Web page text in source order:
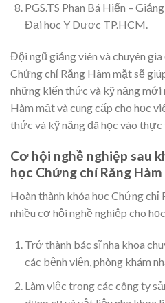
PGS.TS Phan Bá Hiển –
Đại học Y Dược TP.HCM.
Đội ngũ giảng viên và chuyên
Chứng chỉ Răng Hàm mặt sẽ
những kiến thức và kỹ năng
Hàm mặt và cung cấp cho học
thức và kỹ năng đã học vào thực
Cơ hội nghề nghiệp sau
học Chứng chỉ Răng
Hoàn thành khóa học Chứng chỉ
nhiều cơ hội nghề nghiệp cho
Trở thành bác sĩ nha khoa
các bệnh viện, phòng khám
Làm việc trong các công ty